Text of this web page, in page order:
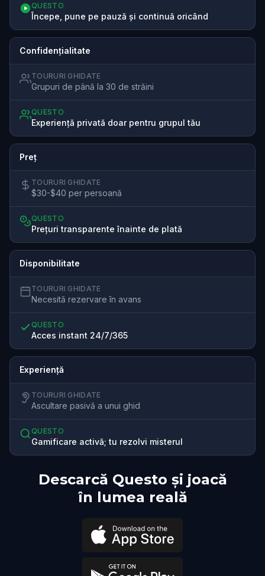
QUESTO
Începe, pune pe pauză și continuă oricând
Confidențialitate
TOURURI GHIDATE
Grupuri de până la 30 de străini
QUESTO
Experiență privată doar pentru grupul tău
Preț
TOURURI GHIDATE
$30-$40 per persoană
QUESTO
Prețuri transparente înainte de plată
Disponibilitate
TOURURI GHIDATE
Necesită rezervare în avans
QUESTO
Acces instant 24/7/365
Experiență
TOURURI GHIDATE
Ascultare pasivă a unui ghid
QUESTO
Gamificare activă; tu rezolvi misterul
Descarcă Questo și joacă
în lumea reală